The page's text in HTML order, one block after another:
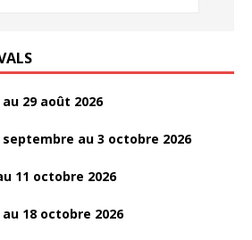
29 août 2026
au 3 octobre 2026
11 octobre 2026
18 octobre 2026